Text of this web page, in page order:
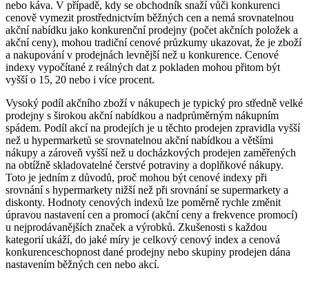
nebo káva. V případě, kdy se obchodník snaží vůči konkurenci
cenově vymezit prostřednictvím běžných cen a nemá srovnatelnou
akční nabídku jako konkurenční prodejny (počet akčních položek a
akční ceny), mohou tradiční cenové průzkumy ukazovat, že je zboží
a nakupování v prodejnách levnější než u konkurence. Cenové
indexy vypočítané z reálných dat z pokladen mohou přitom být
vyšší o 15, 20 nebo i více procent.
Vysoký podíl akčního zboží v nákupech je typický pro středně velké
prodejny s širokou akční nabídkou a nadprůměrným nákupním
spádem. Podíl akcí na prodejích je u těchto prodejen zpravidla vyšší
než u hypermarketů se srovnatelnou akční nabídkou a většími
nákupy a zároveň vyšší než u docházkových prodejen zaměřených
na obtížně skladovatelné čerstvé potraviny a doplňkové nákupy.
Toto je jedním z důvodů, proč mohou být cenové indexy při
srovnání s hypermarkety nižší než při srovnání se supermarkety a
diskonty. Hodnoty cenových indexů lze poměrně rychle změnit
úpravou nastavení cen a promocí (akční ceny a frekvence promocí)
u nejprodávanějších značek a výrobků. Zkušenosti s každou
kategorií ukáží, do jaké míry je celkový cenový index a cenová
konkurenceschopnost dané prodejny nebo skupiny prodejen dána
nastavením běžných cen nebo akcí.